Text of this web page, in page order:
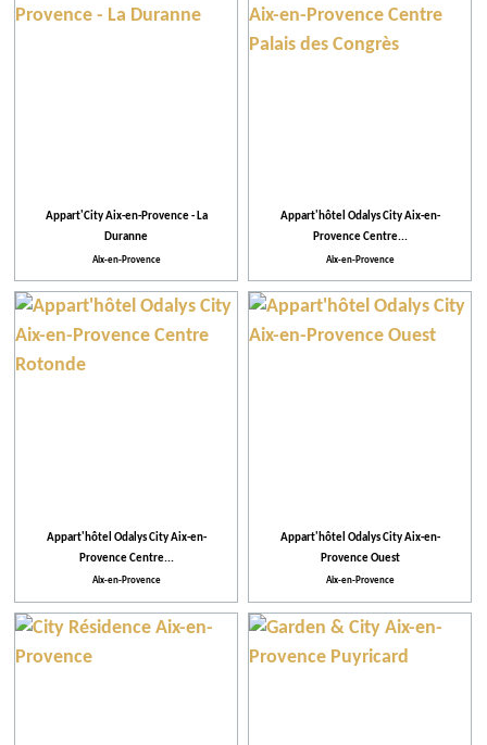
Action pour l'environnement
Appart'City Aix-en-Provence - La
Duranne
Aix-en-Provence
Appart'hôtel Odalys City Aix-en-
Provence Centre...
Aix-en-Provence
Appart'hôtel Odalys City Aix-en-
Provence Centre...
Aix-en-Provence
Appart'hôtel Odalys City Aix-en-
Provence Ouest
Aix-en-Provence